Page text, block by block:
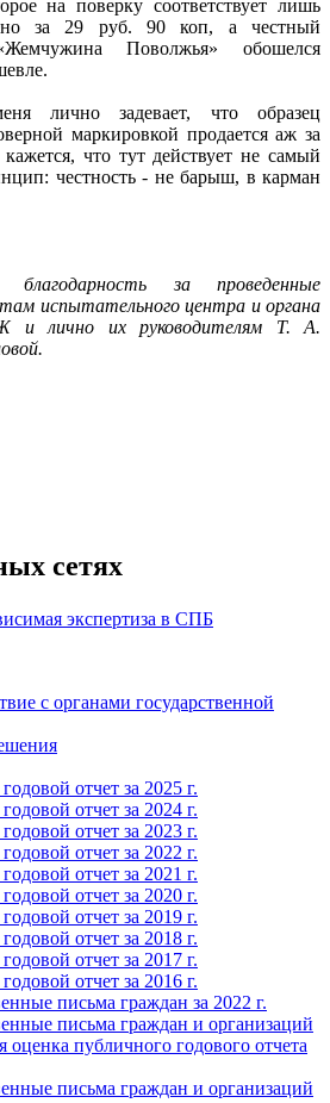
на поверку соответствует лишь
за 29 руб. 90 коп, а честный
Поволжья» обошелся
лично задевает, что образец
маркировкой продается аж за
что тут действует не самый
честность - не барыш, в карман
за проведенные
испытательного центра и органа
и лично их руководителям Т. А.
сетях
экспертиза в СПБ
с органами государственной
отчет за 2025 г.
отчет за 2024 г.
отчет за 2023 г.
отчет за 2022 г.
отчет за 2021 г.
отчет за 2020 г.
отчет за 2019 г.
отчет за 2018 г.
отчет за 2017 г.
отчет за 2016 г.
письма граждан за 2022 г.
письма граждан и организаций
оценка публичного годового отчета
письма граждан и организаций